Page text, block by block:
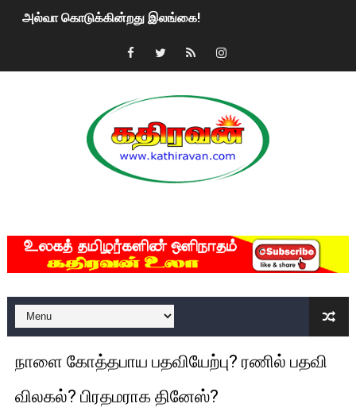
அல்வா கொடுக்கின்றது இலங்கை!
2ஆம் நாள் உக்ரைன் யுத்தம்!! எங்களைத் தனிமையில்
மகிந்த ராஜபக்சே பதவி விலக திட்டம்?
ரவுடி பேபிக்கு நடந்த தரமான சம்பவம்.. ஆபாச வீடியோக்களால்
குண்டை தூக்கிப்போட்ட ஆய்வு…. இந்தியாவின் “கோவிஷீல்டு”
யாழில் தமிழின தலைவர் பிரபாகரனின் பிறந்தநாளை
ஏர்போர்ட்டில் உதைத்த நபர் யார், என்ன நடந்தது?: உண்மையை
சீனா இலங்கையிடம் 8 மில்லியன் அமெரிக்க டொலர் நட்டஈடு
01/11/2021 Scotland ல் நடைபெறும் கண்டனப்
பாலச்சந்திரன் மற்றும் தன்னிடம் படித்த மாணவர்கள் தொடர்பில்
நாளை கோத்தபாய பதவியேற்பு? ரணில் பதவி
விலகல்? பிரதமராக தினேஸ்?